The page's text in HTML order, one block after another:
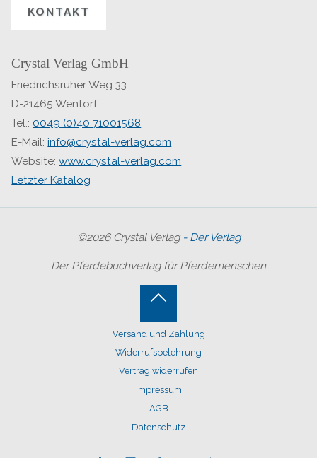
KONTAKT
Crystal Verlag GmbH
Friedrichsruher Weg 33
D-21465 Wentorf
Tel.: 0049 (0)40 71001568
E-Mail:info@crystal-verlag.com
Website:www.crystal-verlag.com
Letzter Katalog
©2026 Crystal Verlag - Der Verlag
Der Pferdebuchverlag für Pferdemenschen
Versand und Zahlung
Widerrufsbelehrung
Vertrag widerrufen
Impressum
AGB
Datenschutz
Back
to
Top